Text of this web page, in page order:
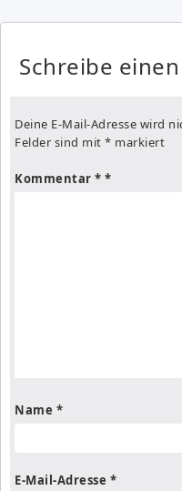
Schreibe
Deine E-Mail-Adresse wird
Felder sind mit * markiert
Kommentar *
Name *
E-Mail-Adresse *